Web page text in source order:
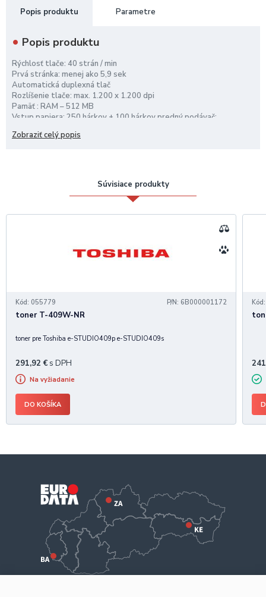
Popis produktu Parametre
Popis produktu
Rýchlosť tlače: 40 strán / min
Prvá stránka: menej ako 5,9 sek
Automatická duplexná tlač
Rozlíšenie tlače: max. 1.200 x 1.200 dpi
Pamäť : RAM – 512 MB
Vstup papiera: 250 hárkov + 100 hárkov predný podávač;
Výstup papiera: 150 hárkov
Rýchlosť skenovania: jedna strana 46 (mono) / 20 (farebne)
obojstranne 92 (mono) / 40 (farebne) obrázkov / min.
Rozlíšenie skenovania 1.200 x 1.200 dpi zo skla / 600 x 600 dpi z
Toner v dodávke na 3.000 strán
Odpadová nádoba – 30.000 strán
Zobraziť celý popis
Súvisiace produkty
Kód: 055779 P/N: 6B000001172
toner T-409W-NR
toner pre Toshiba e-STUDIO409p e-STUDIO409s
291,92 € s DPH
Na vyžiadanie
DO KOŠÍKA